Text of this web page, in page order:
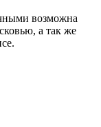
возможна
а так же